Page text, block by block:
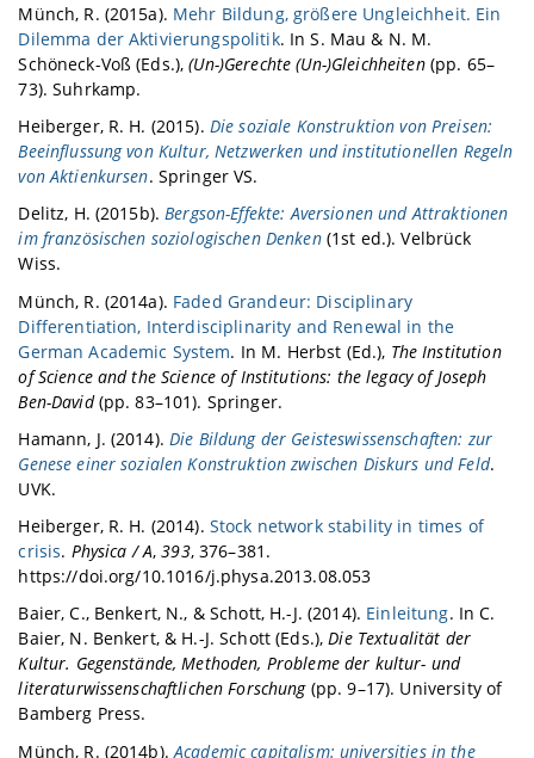
Münch, R. (2015a). Mehr Bildung, größere Ungleichheit. Ein
Dilemma der Aktivierungspolitik. In S. Mau & N. M.
Schöneck-Voß (Eds.),(Un-)Gerechte (Un-)Gleichheiten(pp. 65–
73). Suhrkamp.
Heiberger, R. H. (2015). Die soziale Konstruktion von Preisen:
Beeinflussung von Kultur, Netzwerken und institutionellen Regeln
von Aktienkursen. Springer VS.
Delitz, H. (2015b).Bergson-Effekte: Aversionen und Attraktionen
im französischen soziologischen Denken(1st ed.). Velbrück
Wiss.
Münch, R. (2014a). Faded Grandeur: Disciplinary
Differentiation, Interdisciplinarity and Renewal in the
German Academic System. In M. Herbst (Ed.), The Institution
of Science and the Science of Institutions: the legacy of Joseph
Ben-David(pp. 83–101). Springer.
Hamann, J. (2014).Die Bildung der Geisteswissenschaften: zur
Genese einer sozialen Konstruktion zwischen Diskurs und Feld.
UVK.
Heiberger, R. H. (2014). Stock network stability in times of
crisis. Physica / A,393, 376–381.
https://doi.org/10.1016/j.physa.2013.08.053
Baier, C., Benkert, N., & Schott, H.-J. (2014). Einleitung. In C.
Baier, N. Benkert, & H.-J. Schott (Eds.),Die Textualität der
Kultur. Gegenstände, Methoden, Probleme der kultur- und
literaturwissenschaftlichen Forschung(pp. 9–17). University of
Bamberg Press.
Münch, R. (2014b).Academic capitalism: universities in the